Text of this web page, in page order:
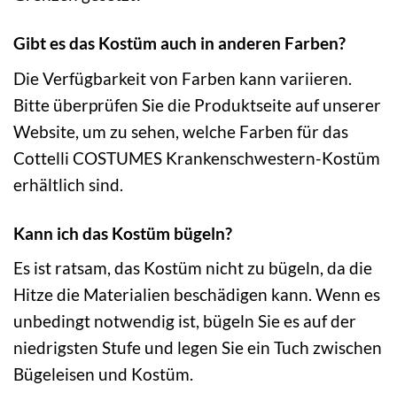
Gibt es das Kostüm auch in anderen Farben?
Die Verfügbarkeit von Farben kann variieren.
Bitte überprüfen Sie die Produktseite auf unserer
Website, um zu sehen, welche Farben für das
Cottelli COSTUMES Krankenschwestern-Kostüm
erhältlich sind.
Kann ich das Kostüm bügeln?
Es ist ratsam, das Kostüm nicht zu bügeln, da die
Hitze die Materialien beschädigen kann. Wenn es
unbedingt notwendig ist, bügeln Sie es auf der
niedrigsten Stufe und legen Sie ein Tuch zwischen
Bügeleisen und Kostüm.